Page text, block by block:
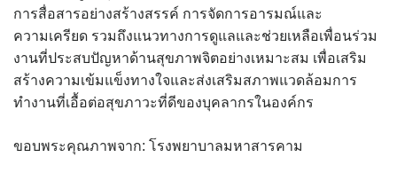
การสื่อสารอย่างสร้างสรรค์ การจัดการอารมณ์และ
ความเครียด รวมถึงแนวทางการดูแลและช่วยเหลือเพื่อนร่วม
งานที่ประสบปัญหาด้านสุขภาพจิตอย่างเหมาะสม เพื่อเสริม
สร้างความเข้มแข็งทางใจและส่งเสริมสภาพแวดล้อมการ
ทำงานที่เอื้อต่อสุขภาวะที่ดีของบุคลากรในองค์กร
ขอบพระคุณภาพจาก: โรงพยาบาลมหาสารคาม